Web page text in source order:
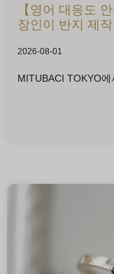
【영어 대응도
장인이 반지 제
2026-08-01
MITUBACI TOKYO